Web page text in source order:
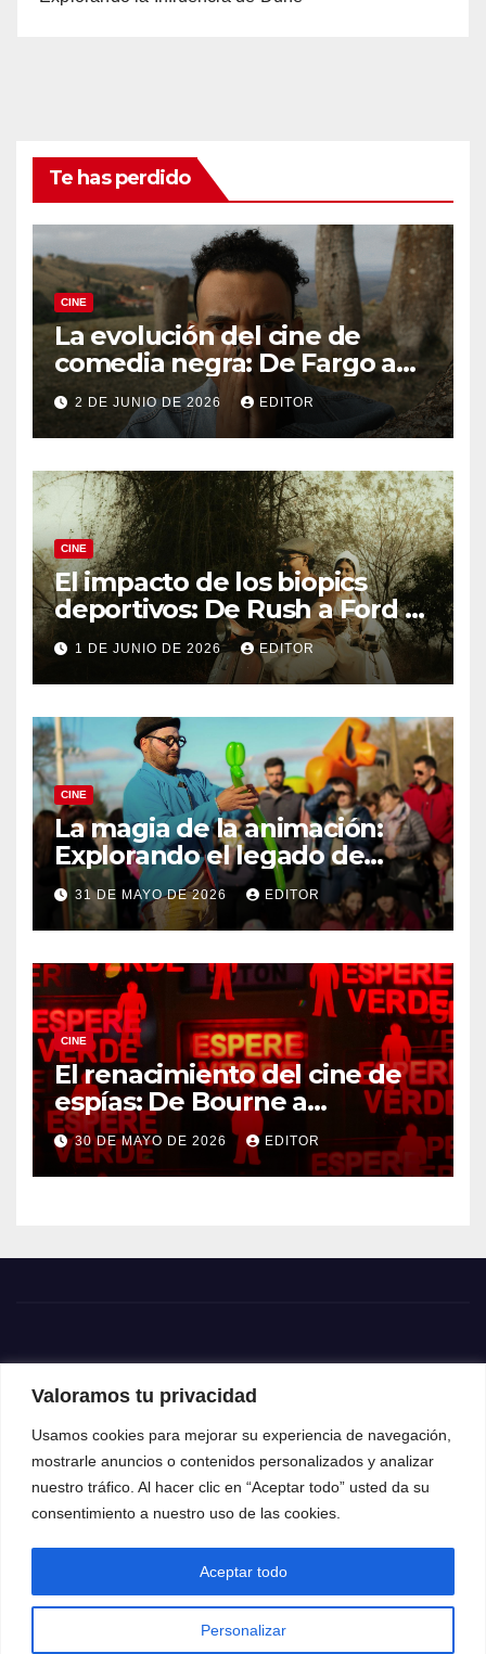
Valoramos tu privacidad
Usamos cookies para mejorar su experiencia de navegación,
mostrarle anuncios o contenidos personalizados y analizar
nuestro tráfico. Al hacer clic en “Aceptar todo” usted da su
consentimiento a nuestro uso de las cookies.
Personalizar
Aceptar todo
Te has perdido
CINE
La evolución del cine de
comedia negra: De Fargo a
Knives Out
2 DE JUNIO DE 2026 EDITOR
CINE
El impacto de los biopics
deportivos: De Rush a Ford v
Ferrari
1 DE JUNIO DE 2026 EDITOR
CINE
La magia de la animación:
Explorando el legado de
DreamWorks
31 DE MAYO DE 2026 EDITOR
CINE
El renacimiento del cine de
espías: De Bourne a
Treadstone
30 DE MAYO DE 2026 EDITOR
Funciona gracias a WordPress|Tema: News Way por